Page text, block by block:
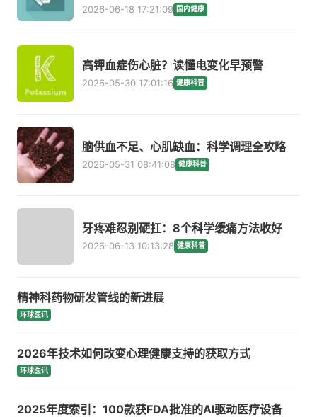
2026-06-18 17:21:09 国内健康
高钾血症伤心脏？读懂电变化早预警
2026-05-30 17:01:16 健康科普
脑供血不足、心肌缺血：科学调理全攻略
2026-05-31 08:41:08 健康科普
牙疼难忍别硬扛：8个科学缓痛方法收好
2026-06-13 10:13:28 健康科普
精神科药物研发管线的新进展
环球医讯
2026年技术如何改变心理健康支持的获取方式
环球医讯
2025年度索引：100款获FDA批准的AI驱动医疗设备